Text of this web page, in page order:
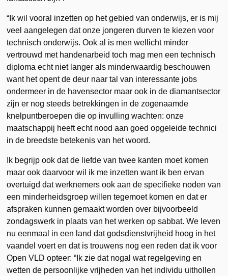
“Ik wil vooral inzetten op het gebied van onderwijs, er is mij
veel aangelegen dat onze jongeren durven te kiezen voor
technisch onderwijs. Ook al is men wellicht minder
vertrouwd met handenarbeid toch mag men een technisch
diploma echt niet langer als minderwaardig beschouwen
want het opent de deur naar tal van interessante jobs
ondermeer in de havensector maar ook in de diamantsector
zijn er nog steeds betrekkingen in de zogenaamde
knelpuntberoepen die op invulling wachten: onze
maatschappij heeft echt nood aan goed opgeleide technici
in de breedste betekenis van het woord.
Ik begrijp ook dat de liefde van twee kanten moet komen
maar ook daarvoor wil ik me inzetten want ik ben ervan
overtuigd dat werknemers ook aan de specifieke noden van
een minderheidsgroep willen tegemoet komen en dat er
afspraken kunnen gemaakt worden over bijvoorbeeld
zondagswerk in plaats van het werken op sabbat. We leven
nu eenmaal in een land dat godsdienstvrijheid hoog in het
vaandel voert en dat is trouwens nog een reden dat ik voor
Open VLD opteer: “Ik zie dat nogal wat regelgeving en
wetten de persoonlijke vrijheden van het individu uithollen